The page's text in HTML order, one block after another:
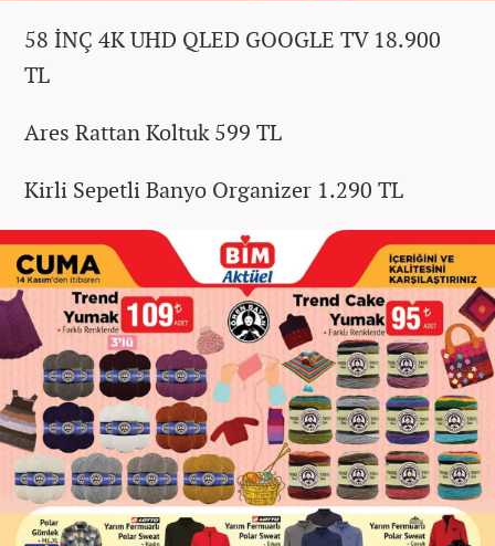
58 İNÇ 4K UHD QLED GOOGLE TV 18.900
TL
Ares Rattan Koltuk 599 TL
Kirli Sepetli Banyo Organizer 1.290 TL